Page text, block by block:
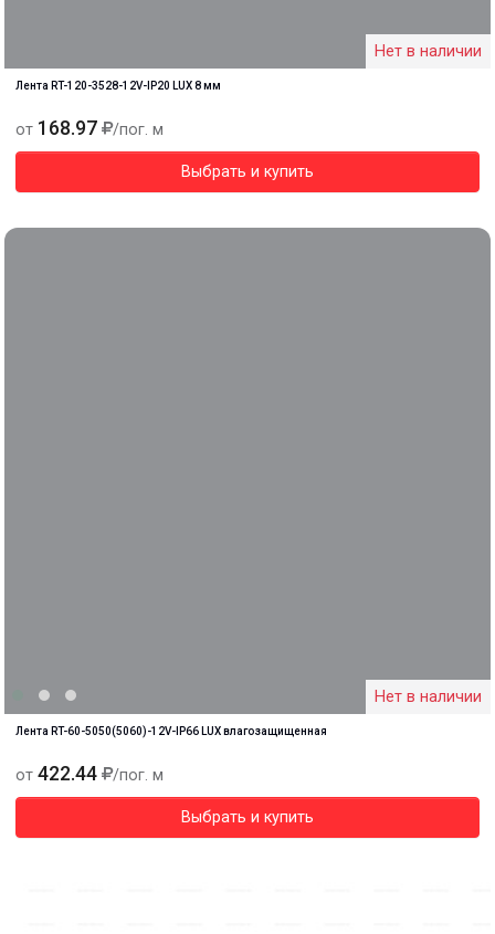
Нет в наличии
Лента RT-120-3528-12V-IP20 LUX 8 мм
от 168.97 /пог. м
Выбрать и купить
Нет в наличии
Лента RT-60-5050(5060)-12V-IP66 LUX влагозащищенная
от 422.44 /пог. м
Выбрать и купить